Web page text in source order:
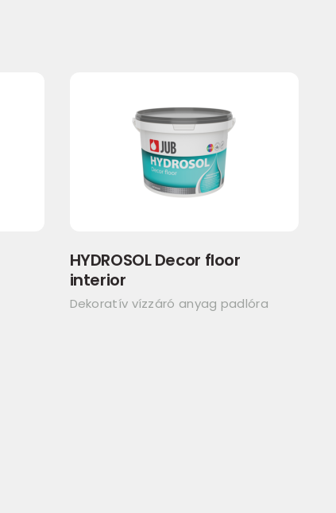
HYDROSOL Decor floor
interior
Dekoratív vízzáró anyag padlóra